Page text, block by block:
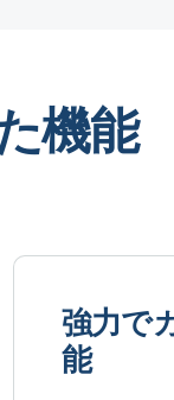
機能
強力で
能